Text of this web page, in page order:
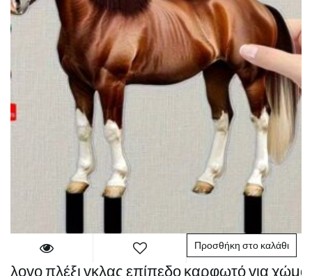
Προσθήκη στο καλάθι
Άλογο πλέξι γκλας επίπεδο καρφωτό για χώμα